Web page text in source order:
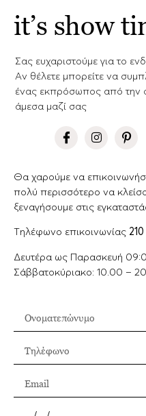
it’s show
Σας ευχαριστούμε για το
Aν θέλετε μπορείτε να
ένας εκπρόσωπος από την
άμεσα μαζί σας
Θα χαρούμε να
πολύ περισσότερο να
ξεναγήσουμε στις
Tηλέφωνο επικοινωνίας
Δευτέρα ως Παρασκευή
Σάββατοκύριακο: 10.00 –